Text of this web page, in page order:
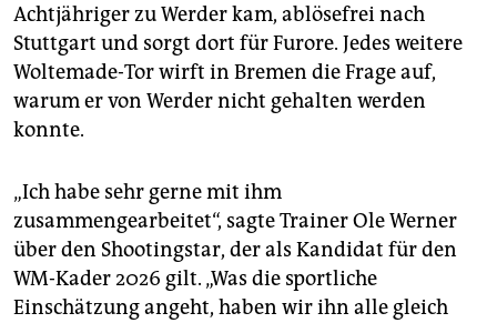
Achtjähriger zu Werder kam, ablösefrei nach
Stuttgart und sorgt dort für Furore. Jedes weitere
Woltemade-Tor wirft in Bremen die Frage auf,
warum er von Werder nicht gehalten werden
konnte.
„Ich habe sehr gerne mit ihm
zusammengearbeitet“, sagte Trainer Ole Werner
über den Shootingstar, der als Kandidat für den
WM-Kader 2026 gilt. „Was die sportliche
Einschätzung angeht, haben wir ihn alle gleich